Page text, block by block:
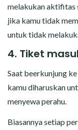
melakukan aktifitas
jika kamu tidak
untuk tidak
4. Tiket
Saat beerkunjung
kamu diharuskan
menyewa perahu.
Biasannya setiap